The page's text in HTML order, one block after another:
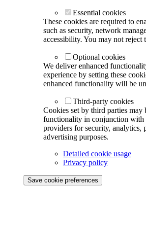
Essential cookies
These cookies are required to
such as security, network
accessibility. You may not reject
Optional cookies
We deliver enhanced
experience by setting these
enhanced functionality will be
Third-party cookies
Cookies set by third parties may
functionality in conjunction with
providers for security, analytics,
advertising purposes.
Detailed cookie usage
Privacy policy
Save cookie preferences